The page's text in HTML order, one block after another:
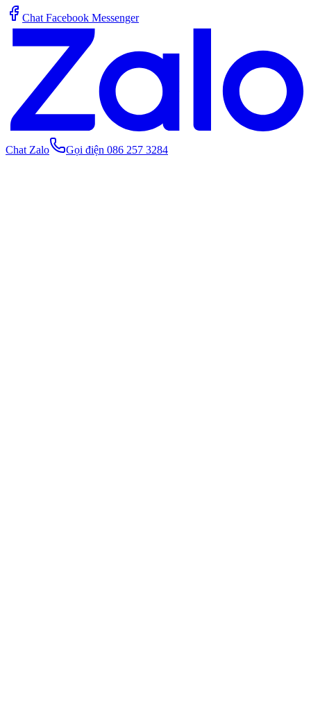
Chat Facebook Messenger
Chat Zalo Gọi điện 086 257 3284